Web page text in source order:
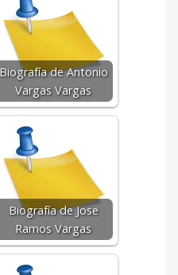
Biografía de Antonio
Vargas Vargas
Biografía de Jose
Ramos Vargas